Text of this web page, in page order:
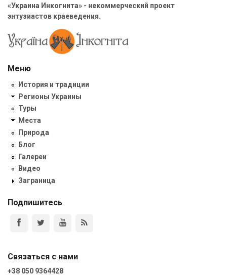
«Украина Инкогнита» - некоммерческий проект
энтузиастов краеведения.
Меню
История и традиции
Регионы Украины
Туры
Места
Природа
Блог
Галереи
Видео
Заграница
Подпишитесь
Связаться с нами
+38 050 9364428